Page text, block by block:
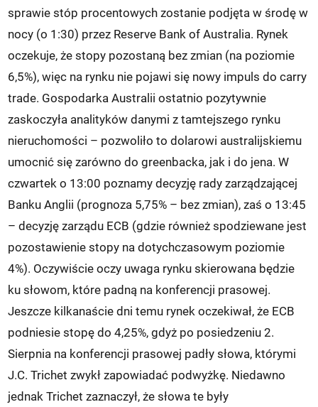
sprawie stóp procentowych zostanie podjęta w środę w
nocy (o 1:30) przez Reserve Bank of Australia. Rynek
oczekuje, że stopy pozostaną bez zmian (na poziomie
6,5%), więc na rynku nie pojawi się nowy impuls do carry
trade. Gospodarka Australii ostatnio pozytywnie
zaskoczyła analityków danymi z tamtejszego rynku
nieruchomości – pozwoliło to dolarowi australijskiemu
umocnić się zarówno do greenbacka, jak i do jena. W
czwartek o 13:00 poznamy decyzję rady zarządzającej
Banku Anglii (prognoza 5,75% – bez zmian), zaś o 13:45
– decyzję zarządu ECB (gdzie również spodziewane jest
pozostawienie stopy na dotychczasowym poziomie
4%). Oczywiście oczy uwaga rynku skierowana będzie
ku słowom, które padną na konferencji prasowej.
Jeszcze kilkanaście dni temu rynek oczekiwał, że ECB
podniesie stopę do 4,25%, gdyż po posiedzeniu 2.
Sierpnia na konferencji prasowej padły słowa, którymi
J.C. Trichet zwykł zapowiadać podwyżkę. Niedawno
jednak Trichet zaznaczył, że słowa te były